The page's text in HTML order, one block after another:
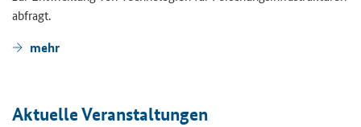
ab­fragt.
mehr
Ak­tu­el­le Ver­an­stal­tun­gen